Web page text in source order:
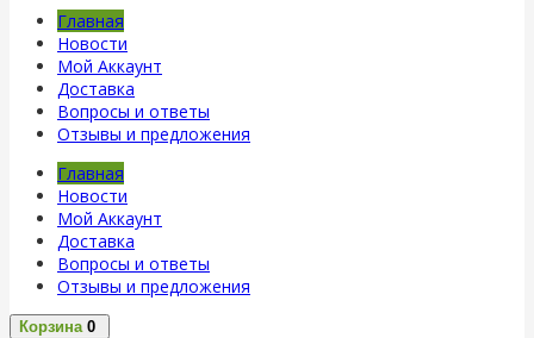
Главная
Новости
Мой Аккаунт
Доставка
Вопросы и ответы
Отзывы и предложения
Главная
Новости
Мой Аккаунт
Доставка
Вопросы и ответы
Отзывы и предложения
Корзина 0